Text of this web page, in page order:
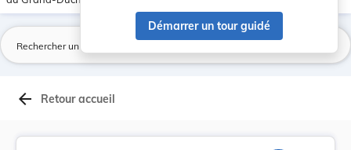
Démarrer un tour guidé
arrow_back Retour accueil